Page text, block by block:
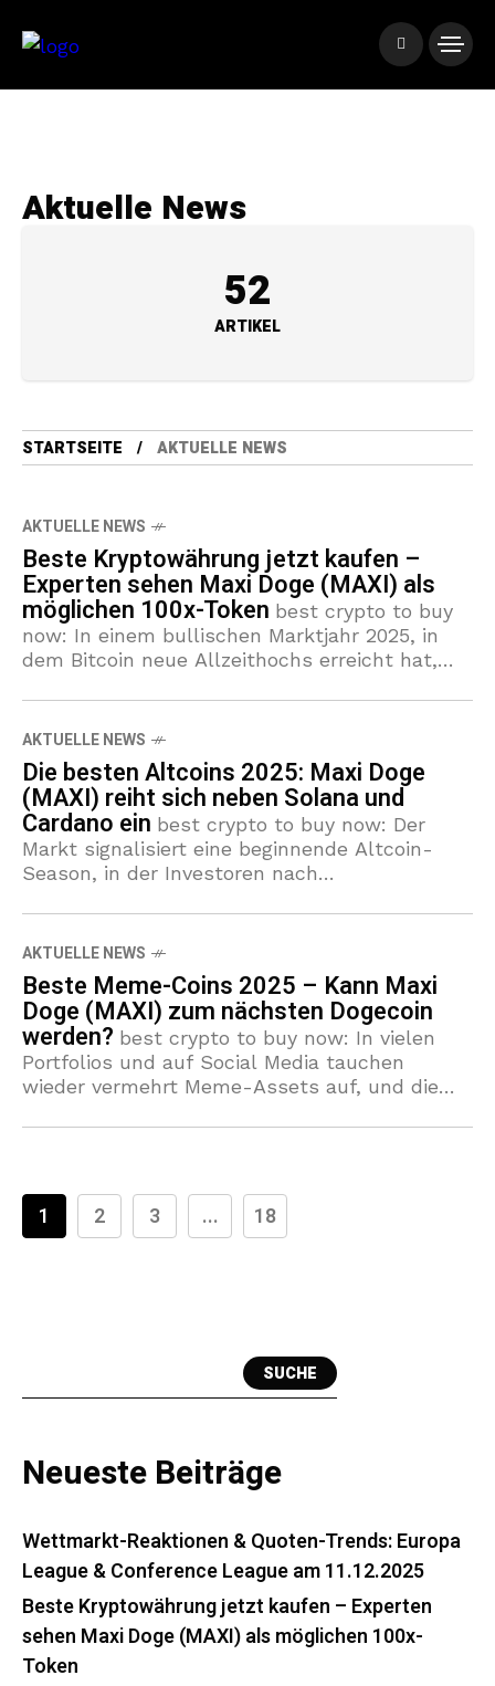
Aktuelle News
52
ARTIKEL
STARTSEITE AKTUELLE NEWS
AKTUELLE NEWS
Beste Kryptowährung jetzt kaufen –
Experten sehen Maxi Doge (MAXI) als
möglichen 100x-Token best crypto to buy
now: In einem bullischen Marktjahr 2025, in
dem Bitcoin neue Allzeithochs erreicht hat,
Kryptowährung mit großem Upside. Presale
2025-Projekte und
AKTUELLE NEWS
Die besten Altcoins 2025: Maxi Doge
(MAXI) reiht sich neben Solana und
Cardano ein best crypto to buy now: Der
Markt signalisiert eine beginnende Altcoin-
Season, in der Investoren nach
suchen. In diesem Umfeld sticht Maxi Doge
(MAXI) hervor. Der Presale
AKTUELLE NEWS
Beste Meme-Coins 2025 – Kann Maxi
Doge (MAXI) zum nächsten Dogecoin
werden? best crypto to buy now: In vielen
Portfolios und auf Social Media tauchen
wieder vermehrt Meme-Assets auf, und die
zeigt, dass Anleger auf
1 2 3 ... 18
SUCHE
Neueste Beiträge
Wettmarkt-Reaktionen & Quoten-Trends: Europa
League & Conference League am 11.12.2025
Beste Kryptowährung jetzt kaufen – Experten
sehen Maxi Doge (MAXI) als möglichen 100x-
Token